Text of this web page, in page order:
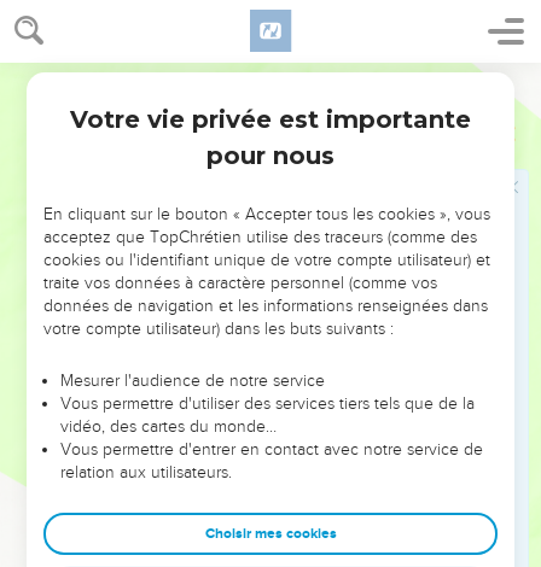
1 Chroniques 2
47 Fils de Yahdaï : Réguém, Yotam, Guéchân, Péleth, Épha et
Chaaph.
48 Maaka, concubine de Caleb, enfanta Chébér et Tirhana.
Elle enfanta encore Chaaph, père de Madmanna, et
Cheva, père de Makbéna et père de Guibéa. La fille de Caleb
Ceux-ci furent fils de Caleb : Chobal, fils de Hour, premier-
né d’Éphrata et père de Qiryath-Yearim ;
Salma, père de Bethléhem, Hareph, père de Beth-Gadér.
Les fils de Chobal, père de Qiryath-Yearim, furent : Haroé,
Hatsi-Hammenouhoth.
Les clans de Qiryath-Yearim furent : les Yétériens, les
Pouriens, les Choumatiens et les Michraïens ; de ceux-là
sont sortis les Tsoreatiens et les Échtaoliens.
Fils de Salma : Bethléhem et les Netophatiens, Arroth-
et les clans des scribes habitant à Yaebets, les Tireatiens,
Votre vie privée est importante
pour nous
En cliquant sur le bouton « Accepter tous les cookies », vous
acceptez que TopChrétien utilise des traceurs (comme des
cookies ou l'identifiant unique de votre compte utilisateur) et
traite vos données à caractère personnel (comme vos
données de navigation et les informations renseignées dans
votre compte utilisateur) dans les buts suivants :
Mesurer l'audience de notre service
Vous permettre d'utiliser des services tiers tels que de la
vidéo, des cartes du monde…
Vous permettre d'entrer en contact avec notre service de
relation aux utilisateurs.
Choisir mes cookies